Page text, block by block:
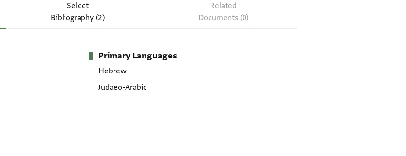
Select
Bibliography (2)
Related
Documents (0)
Primary Languages
Hebrew
Judaeo-Arabic